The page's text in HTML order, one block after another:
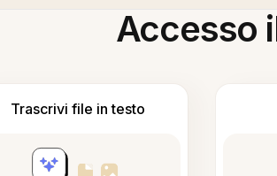
Accesso
Trascrivi file in testo